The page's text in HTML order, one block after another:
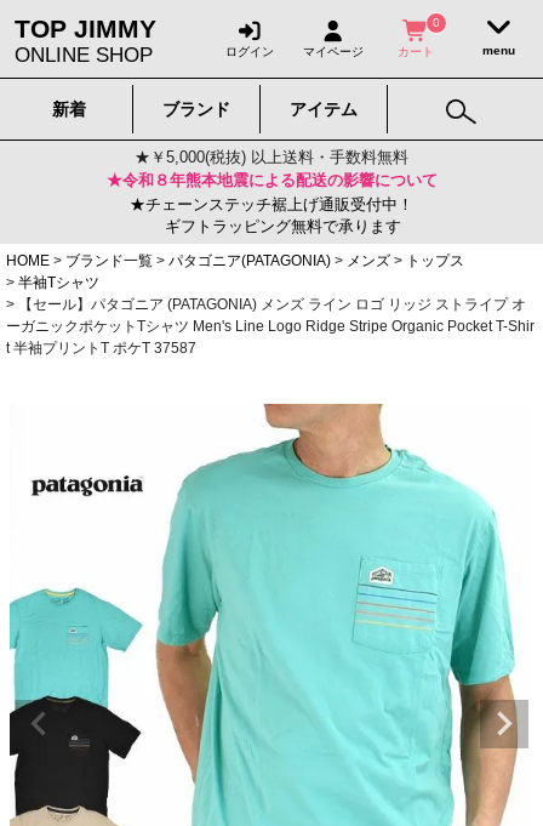
TOP JIMMY
ONLINE SHOP ログイン マイページ
0
カート
新着 ブランド アイテム
★￥5,000(税抜) 以上送料・手数料無料
★令和８年熊本地震による配送の影響について
★チェーンステッチ裾上げ通販受付中！
ギフトラッピング無料で承ります
HOME
ブランド一覧 パタゴニア(PATAGONIA) メンズ
トップス
半袖Tシャツ
【セール】パタゴニア (PATAGONIA) メンズ ライン ロゴ リッジ ストライプ オ
ーガニックポケットTシャツ Men's Line Logo Ridge Stripe Organic Pocket T-Shir
t 半袖プリントT ポケT 37587